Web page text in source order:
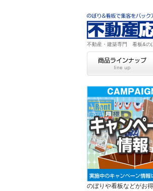
不動産・建築専門 看板&の
のぼりや看板などがお